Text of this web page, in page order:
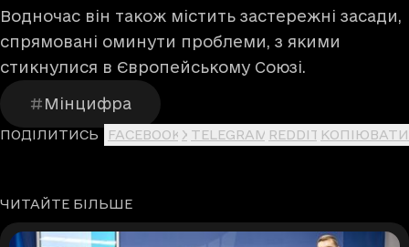
Водночас він також містить застережні засади,
спрямовані оминути проблеми, з якими
стикнулися в Європейському Союзі.
Мінцифра
ПОДІЛИТИСЬ FACEBOOK X TELEGRAM REDDIT КОПІЮВАТИ
ЧИТАЙТЕ БІЛЬШЕ